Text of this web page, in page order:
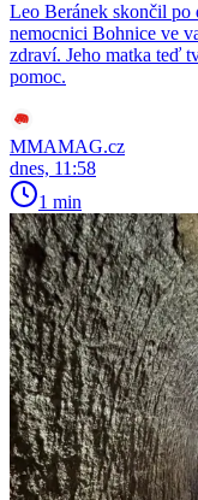
Leo Beránek skončil po
nemocnici Bohnice ve
zdraví. Jeho matka teď
pomoc.
MMAMAG.cz
dnes, 11:58
1 min